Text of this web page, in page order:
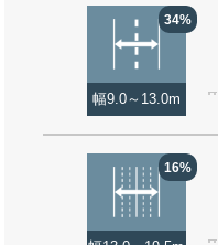
34%
幅9.0～13.0m
16%